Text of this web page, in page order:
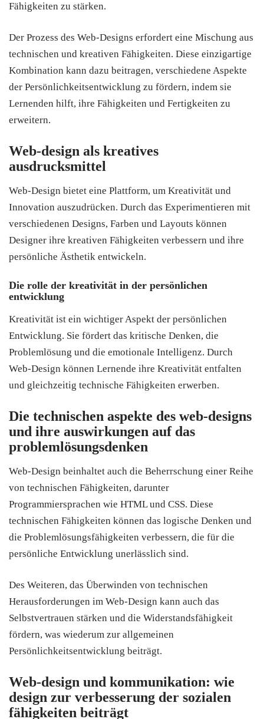
Fähigkeiten zu stärken.
Der Prozess des Web-Designs erfordert eine Mischung aus
technischen und kreativen Fähigkeiten. Diese einzigartige
Kombination kann dazu beitragen, verschiedene Aspekte
der Persönlichkeitsentwicklung zu fördern, indem sie
Lernenden hilft, ihre Fähigkeiten und Fertigkeiten zu
erweitern.
Web-design als kreatives
ausdrucksmittel
Web-Design bietet eine Plattform, um Kreativität und
Innovation auszudrücken. Durch das Experimentieren mit
verschiedenen Designs, Farben und Layouts können
Designer ihre kreativen Fähigkeiten verbessern und ihre
persönliche Ästhetik entwickeln.
Die rolle der kreativität in der persönlichen
entwicklung
Kreativität ist ein wichtiger Aspekt der persönlichen
Entwicklung. Sie fördert das kritische Denken, die
Problemlösung und die emotionale Intelligenz. Durch
Web-Design können Lernende ihre Kreativität entfalten
und gleichzeitig technische Fähigkeiten erwerben.
Die technischen aspekte des web-designs
und ihre auswirkungen auf das
problemlösungsdenken
Web-Design beinhaltet auch die Beherrschung einer Reihe
von technischen Fähigkeiten, darunter
Programmiersprachen wie HTML und CSS. Diese
technischen Fähigkeiten können das logische Denken und
die Problemlösungsfähigkeiten verbessern, die für die
persönliche Entwicklung unerlässlich sind.
Des Weiteren, das Überwinden von technischen
Herausforderungen im Web-Design kann auch das
Selbstvertrauen stärken und die Widerstandsfähigkeit
fördern, was wiederum zur allgemeinen
Persönlichkeitsentwicklung beiträgt.
Web-design und kommunikation: wie
design zur verbesserung der sozialen
fähigkeiten beiträgt